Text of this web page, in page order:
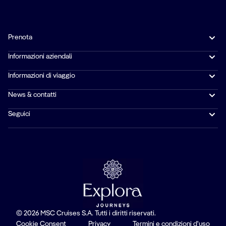
Prenota
Informazioni aziendali
Informazioni di viaggio
News & contatti
Seguici
© 2026 MSC Cruises S.A. Tutti i diritti riservati.
Cookie Consent
Privacy Termini e condizioni d'uso